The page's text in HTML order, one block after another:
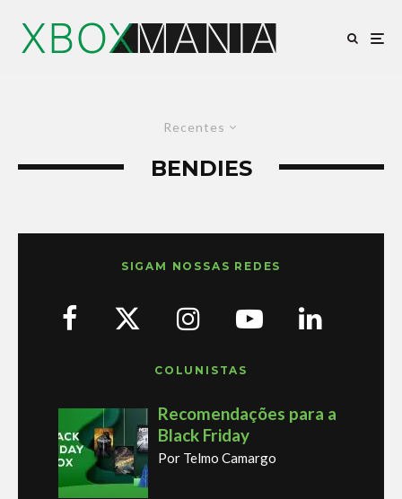
Recentes
BENDIES
SIGAM NOSSAS REDES
COLUNISTAS
Recomendações para a
Black Friday
Por Telmo Camargo